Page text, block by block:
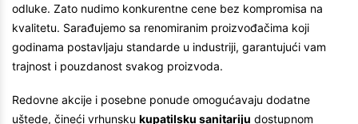
odluke. Zato nudimo konkurentne cene bez kompromisa na
kvalitetu. Sarađujemo sa renomiranim proizvođačima koji
godinama postavljaju standarde u industriji, garantujući vam
trajnost i pouzdanost svakog proizvoda.
Redovne akcije i posebne ponude omogućavaju dodatne
uštede, čineći vrhunsku kupatilsku sanitariju dostupnom